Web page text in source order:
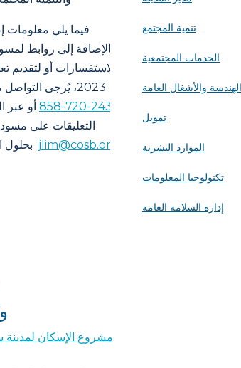
تنمية المجتمع
الخدمات المجتمعية
الهندسة والأشغال العامة
تمويل
الموارد البشرية
تكنولوجيا المعلومات
إدارة السلامة العامة
فيما يلي معلومات
للاستفسارات أو
2023، يُرجى التواصل مع جوزيف ليم، مدير تنمية المجتمع، على الرقم
858-720-2434 أو عبر
التعليقات على مسودة
jlim@cosb.org